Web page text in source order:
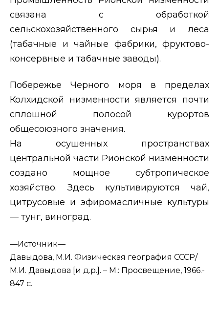
связана с обработкой
сельскохозяйственного сырья и леса
(табачные и чайные фабрики, фруктово-
консервные и табачные заводы).
Побережье Черного моря в пределах
Колхидской низменности является почти
сплошной полосой курортов
общесоюзного значения.
На осушенных пространствах
центральной части Рионской низменности
создано мощное субтропическое
хозяйство. Здесь культивируются чай,
цитрусовые и эфиромасличные культуры
— тунг, виноград.
—Источник—
Давыдова, М.И. Физическая география СССР/
М.И. Давыдова [и д.р.]. – М.: Просвещение, 1966.-
847 с.